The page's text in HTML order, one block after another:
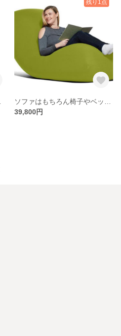
残り1点
39,800円